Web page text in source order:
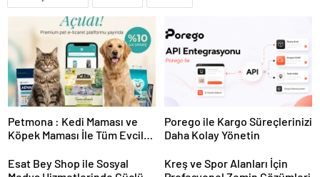
Petmona : Kedi Maması ve
Köpek Maması İle Tüm Evcil
Porego ile Kargo Süreçlerinizi
Daha Kolay Yönetin
Esat Bey Shop ile Sosyal
Kreş ve Spor Alanları İçin